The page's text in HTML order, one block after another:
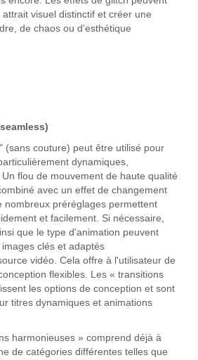
visuel distinctif et créer une
de chaos ou d'esthétique
(sans couture) peut être utilisé pour
dynamiques,
flou de mouvement de haute qualité
avec un effet de changement
nombreux préréglages permettent
et facilement. Si nécessaire,
que le type d'animation peuvent
clés et adaptés
vidéo. Cela offre à l'utilisateur de
flexibles. Les « transitions
les options de conception et sont
titres dynamiques et animations
harmonieuses » comprend déjà à
de catégories différentes telles que